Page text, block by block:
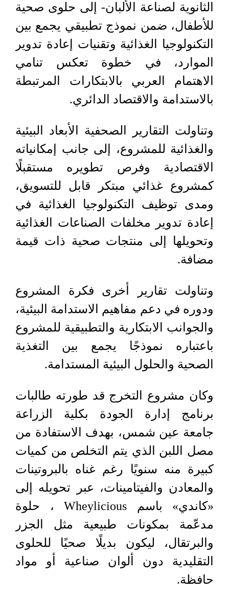
الثانوية لصناعة الألبان- إلى حلوى صحية
للأطفال، ضمن نموذج تطبيقي يجمع بين
التكنولوجيا الغذائية وتقنيات إعادة تدوير
الموارد، في خطوة تعكس تنامي
الاهتمام العربي بالابتكارات المرتبطة
بالاستدامة والاقتصاد الدائري.
وتناولت التقارير الصحفية الأبعاد البيئية
والغذائية للمشروع، إلى جانب إمكانياته
الاقتصادية وفرص تطويره مستقبلًا
كمشروع غذائي مبتكر قابل للتسويق،
ومدى توظيف التكنولوجيا الغذائية في
إعادة تدوير مخلفات الصناعات الغذائية
وتحويلها إلى منتجات صحية ذات قيمة
مضافة.
وتناولت تقارير أخرى فكرة المشروع
ودوره في دعم مفاهيم الاستدامة البيئية،
والجوانب الابتكارية والتطبيقية للمشروع
باعتباره نموذجًا يجمع بين التغذية
الصحية والحلول البيئية المستدامة.
وكان مشروع التخرج قد طورته طالبات
برنامج إدارة الجودة بكلية الزراعة
جامعة عين شمس، بهدف الاستفادة من
مصل اللبن الذي يتم التخلص من كميات
كبيرة منه سنويًا رغم غناه بالبروتينات
والمعادن والفيتامينات، عبر تحويله إلى
«كاندي» باسم Wheylicious ، حلوة
مدعّمة بمكونات طبيعية مثل الجزر
والبرتقال، ليكون بديلًا صحيًا للحلوى
التقليدية دون ألوان صناعية أو مواد
حافظة.